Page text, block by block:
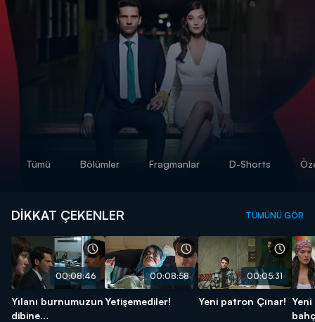
Tümü Bölümler Fragmanlar D-Shorts
DİKKAT ÇEKENLER TÜMÜNÜ GÖR
00:08:46
Yılanı burnumuzun
dibine
00:08:58
Yetişemediler!
00:05:31
Yeni patron Çınar!